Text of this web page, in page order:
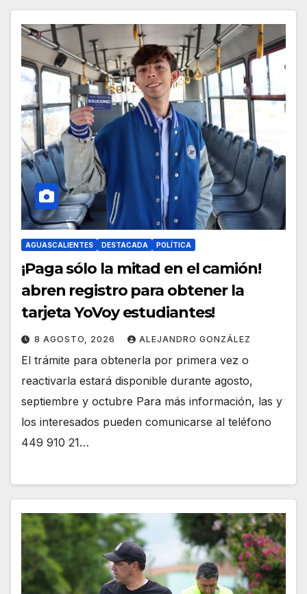
AGUASCALIENTES DESTACADA POLÍTICA
¡Paga sólo la mitad en el camión!
abren registro para obtener la
tarjeta YoVoy estudiantes!
8 AGOSTO, 2026 ALEJANDRO GONZÁLEZ
El trámite para obtenerla por primera vez o
reactivarla estará disponible durante agosto,
septiembre y octubre Para más información, las y
los interesados pueden comunicarse al teléfono
449 910 21…